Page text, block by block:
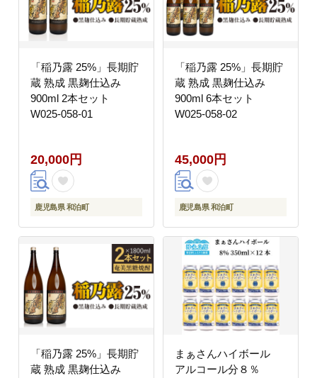
「稲乃露 25%」長期貯
蔵 熟成 黒麹仕込み
900ml 2本セット
W025-058-01
20,000円
鹿児島県 和泊町
「稲乃露 25%」長期貯
蔵 熟成 黒麹仕込み
900ml 6本セット
W025-058-02
45,000円
鹿児島県 和泊町
「稲乃露 25%」長期貯
蔵 熟成 黒麹仕込み
まぁさんハイボール
アルコール分８％